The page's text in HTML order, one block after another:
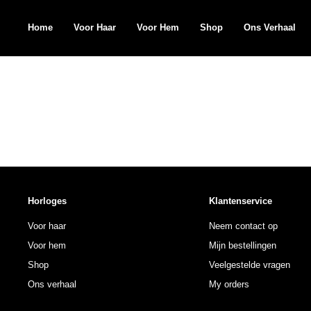
Home Voor Haar Voor Hem Shop Ons Verhaal
Horloges
Voor haar
Voor hem
Shop
Ons verhaal
Klantenservice
Neem contact op
Mijn bestellingen
Veelgestelde vragen
My orders